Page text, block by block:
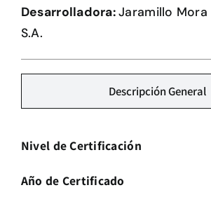
Desarrolladora:Jaramillo
S.A.
Descripción General
Nivel de Certificación
Año de Certificado